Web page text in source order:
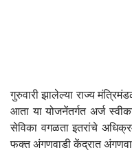
गुरुवारी झालेल्या राज्य
आता या योजनेंतर्गत अर्ज
सेविका वगळता इतरांचे
फक्त अंगणवाडी केंद्रात